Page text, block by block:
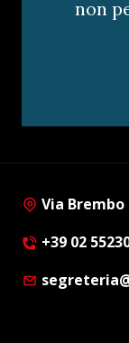
non
Via Brembo
+39 02